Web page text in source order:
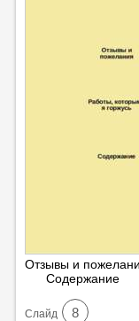
Отзывы и
Cлайд 8